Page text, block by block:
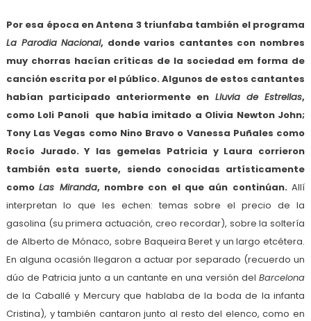
Por esa época en Antena 3 triunfaba también el programa
La Parodia Nacional, donde varios cantantes con nombres
muy chorras hacían críticas de la sociedad em forma de
canción escrita por el público. Algunos de estos cantantes
habían participado anteriormente en Lluvia de Estrellas,
como Loli Panoli que había imitado a Olivia Newton John;
Tony Las Vegas como Nino Bravo o Vanessa Puñales como
Rocío Jurado. Y las gemelas Patricia y Laura corrieron
también esta suerte, siendo conocidas artísticamente
comoLas Miranda, nombre con el que aún continúan.Allí
interpretan lo que les echen: temas sobre el precio de la
gasolina (su primera actuación, creo recordar), sobre la soltería
de Alberto de Mónaco, sobre Baqueira Beret y un largo etcétera.
En alguna ocasión llegaron a actuar por separado (recuerdo un
dúo de Patricia junto a un cantante en una versión delBarcelona
de la Caballé y Mercury que hablaba de la boda de la infanta
Cristina), y también cantaron junto al resto del elenco, como en